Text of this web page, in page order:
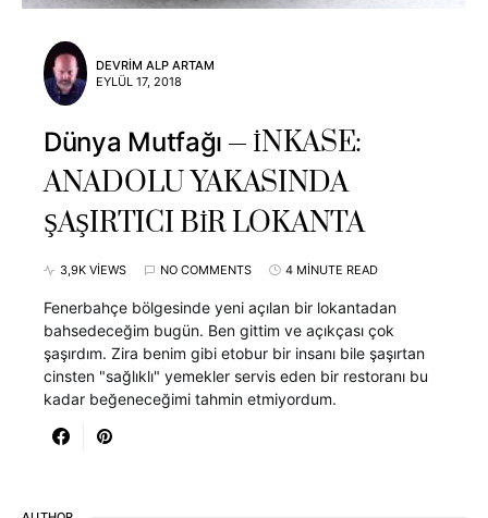
DEVRIM ALP ARTAM
EYLÜL 17, 2018
Dünya Mutfağı
İNKASE:
ANADOLU YAKASINDA
ŞAŞIRTICI BİR LOKANTA
3,9K VIEWS NO COMMENTS 4 MINUTE READ
Fenerbahçe bölgesinde yeni açılan bir lokantadan
bahsedeceğim bugün. Ben gittim ve açıkçası çok
şaşırdım. Zira benim gibi etobur bir insanı bile şaşırtan
cinsten "sağlıklı" yemekler servis eden bir restoranı bu
kadar beğeneceğimi tahmin etmiyordum.